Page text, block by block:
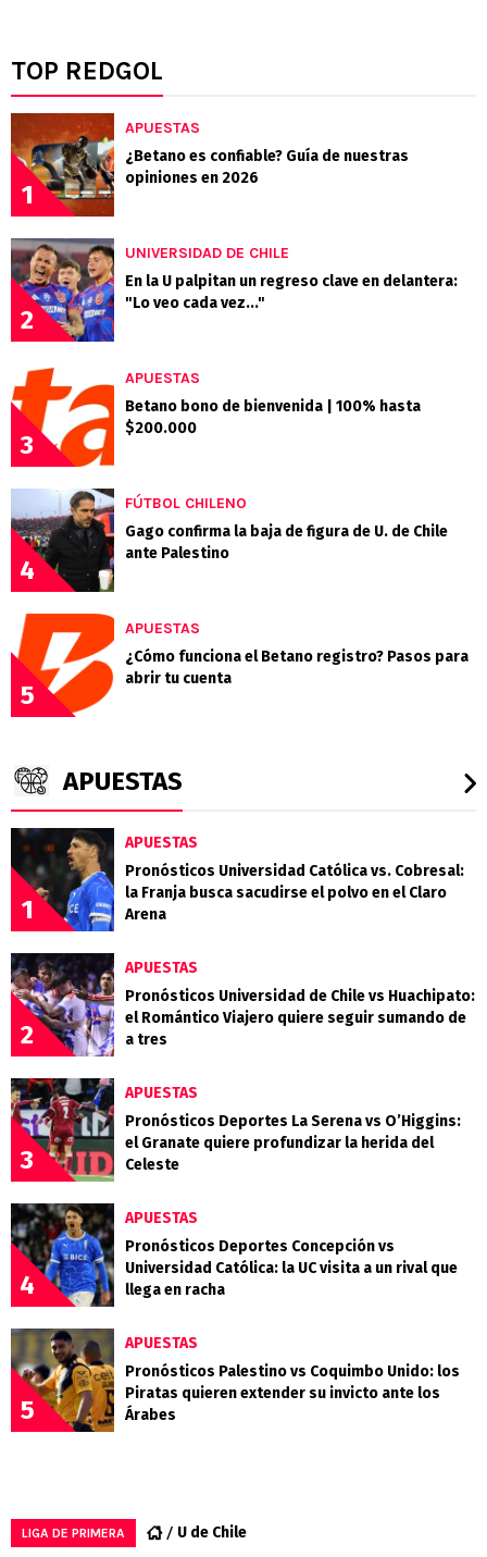
TOP REDGOL
1
APUESTAS
¿Betano es confiable? Guía de nuestras
opiniones en 2026
2
UNIVERSIDAD DE CHILE
En la U palpitan un regreso clave en delantera:
"Lo veo cada vez..."
3
APUESTAS
Betano bono de bienvenida | 100% hasta
$200.000
4
FÚTBOL CHILENO
Gago confirma la baja de figura de U. de Chile
ante Palestino
5
APUESTAS
¿Cómo funciona el Betano registro? Pasos para
abrir tu cuenta
APUESTAS
1
APUESTAS
Pronósticos Universidad Católica vs. Cobresal:
la Franja busca sacudirse el polvo en el Claro
Arena
2
APUESTAS
Pronósticos Universidad de Chile vs Huachipato:
el Romántico Viajero quiere seguir sumando de
a tres
3
APUESTAS
Pronósticos Deportes La Serena vs O’Higgins:
el Granate quiere profundizar la herida del
Celeste
4
APUESTAS
Pronósticos Deportes Concepción vs
Universidad Católica: la UC visita a un rival que
llega en racha
5
APUESTAS
Pronósticos Palestino vs Coquimbo Unido: los
Piratas quieren extender su invicto ante los
Árabes
LIGA DE PRIMERA U de Chile